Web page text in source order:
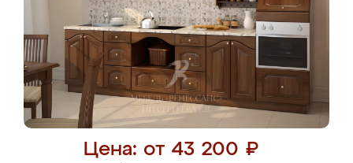
Цена: от 43 200 ₽